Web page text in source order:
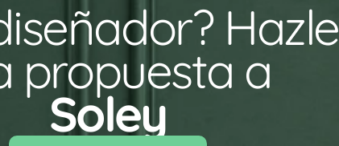
Hazle
propuesta a
Soley